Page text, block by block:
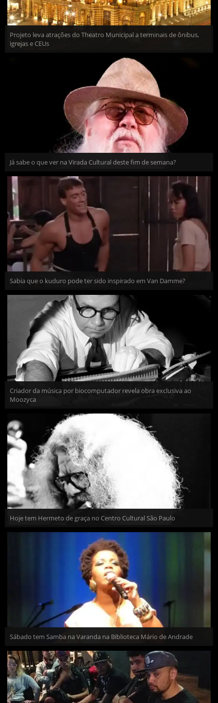
Projeto leva atrações do Theatro Municipal a terminais de ônibus,
igrejas e CEUs
Já sabe o que ver na Virada Cultural deste fim de semana?
Sabia que o kuduro pode ter sido inspirado em Van Damme?
Criador da música por biocomputador revela obra exclusiva ao
Moozyca
Hoje tem Hermeto de graça no Centro Cultural São Paulo
Sábado tem Samba na Varanda na Biblioteca Mário de Andrade